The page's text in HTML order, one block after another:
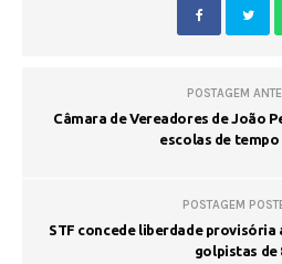
POSTAGEM
Câmara de Vereadores de João
escolas de
POSTAGEM
STF concede liberdade provisória
golpistas de